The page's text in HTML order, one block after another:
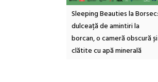
Festivalul Strada
Armenească #10: concerte,
ateliere și întâlniri în Grădina
Botanică